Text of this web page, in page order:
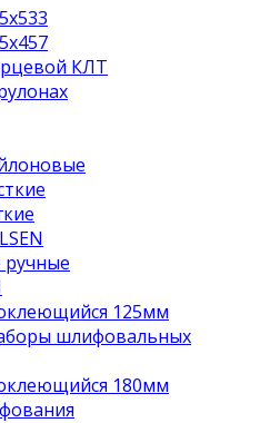
КЛТ
125мм
шлифовальных
180мм